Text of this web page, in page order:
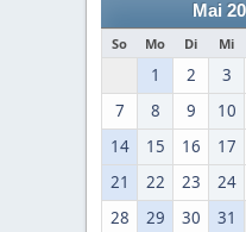
Mai
So Mo Di Mi
1 2 3
7
8 9 10
14
15 16 17
21
22 23 24
28
29 30 31